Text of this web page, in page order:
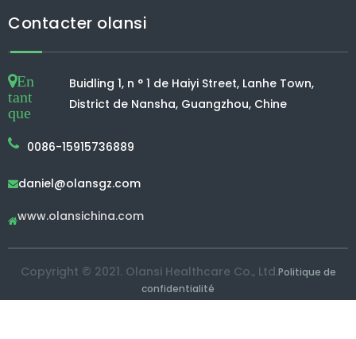
Contacter olansi
En
tant
que
Buidling 1, n ° 1 de Haiyi Street, Lanhe Town,
District de Nansha, Guangzhou, Chine
0086-15915736889
daniel@olansgz.com
www.olansichina.com
Copyright © 2021. Olansi Healthcare Co., Ltd.Politique de
confidentialité